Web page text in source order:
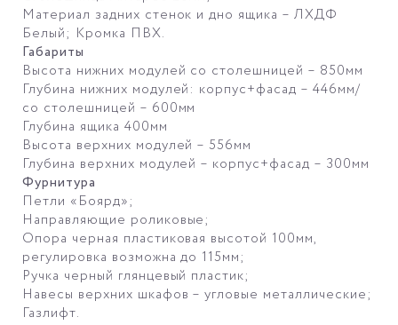
Материал задних стенок и дно ящика – ЛХДФ
Белый; Кромка ПВХ.
Габариты
Высота нижних модулей со столешницей – 850мм
Глубина нижних модулей: корпус+фасад – 446мм/
со столешницей – 600мм
Глубина ящика 400мм
Высота верхних модулей – 556мм
Глубина верхних модулей – корпус+фасад – 300мм
Фурнитура
Петли «Боярд»;
Направляющие роликовые;
Опора черная пластиковая высотой 100мм,
регулировка возможна до 115мм;
Ручка черный глянцевый пластик;
Навесы верхних шкафов – угловые металлические;
Газлифт.